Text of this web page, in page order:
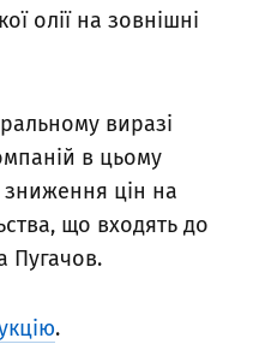
олії на зовнішні
виразі
в цьому
зниження цін на
що входять до
Пугачов.
.